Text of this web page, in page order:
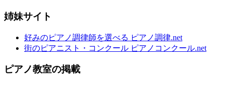
姉妹サイト
好みのピアノ調律師を選べる ピアノ調律.net
街のピアニスト・コンクール ピアノコンクール.net
ピアノ教室の掲載